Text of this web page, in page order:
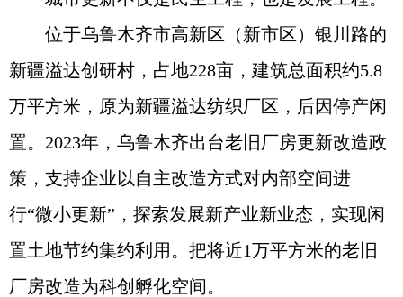
位于乌鲁木齐市高新区（新市区）银川路的
新疆溢达创研村，占地228亩，建筑总面积约5.8
万平方米，原为新疆溢达纺织厂区，后因停产闲
置。2023年，乌鲁木齐出台老旧厂房更新改造政
策，支持企业以自主改造方式对内部空间进
行“微小更新”，探索发展新产业新业态，实现闲
置土地节约集约利用。把将近1万平方米的老旧
厂房改造为科创孵化空间。